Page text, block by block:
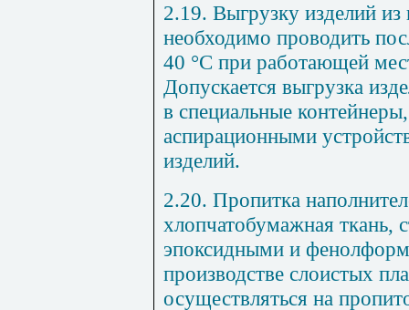
2.19. Выгрузку изделий из
необходимо проводить
40 °С при работающей
Допускается выгрузка
в специальные
аспирационными
изделий.
2.20. Пропитка
хлопчатобумажная ткань,
эпоксидными и
производстве слоистых
осуществляться на